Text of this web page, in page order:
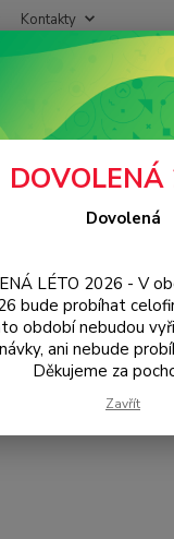
Kontakty
PC příslušenství
Gamepady
Dovolená
LÉTO 2026 - V
bude probíhat
období nebudou
ani nebude
Děkujeme za
Zavřít